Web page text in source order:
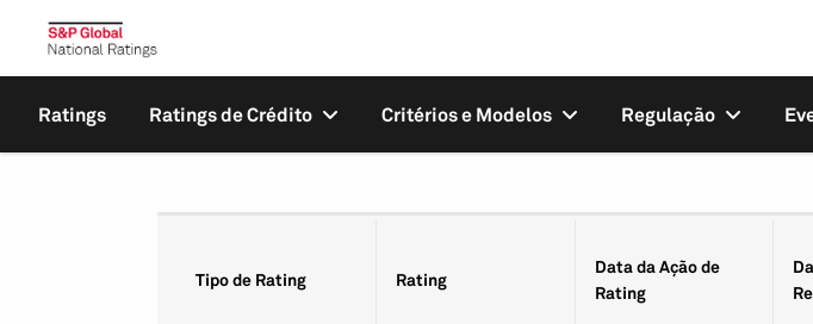
Ratings Ratings de Crédito Critérios e Modelos Regulação
Tipo de Rating Rating
Data da Ação de
Rating